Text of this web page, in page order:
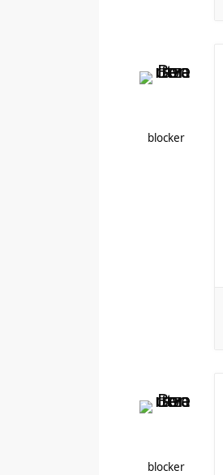
blocker
blocker